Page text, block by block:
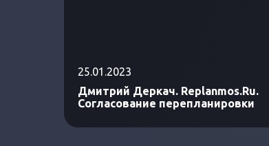
25.01.2023
Дмитрий Деркач. Replanmos.Ru.
Согласование перепланировки